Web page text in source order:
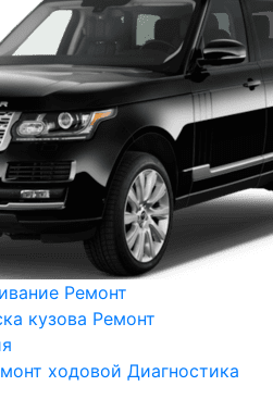
Ремонт
кузова Ремонт
ходовой Диагностика